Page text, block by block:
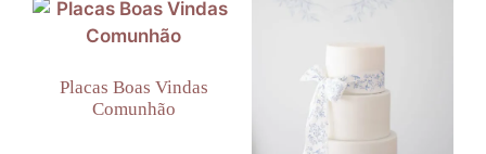
Placas Boas Vindas
Comunhão